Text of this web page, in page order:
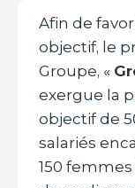
Afin de
objectif, le
Groupe, «
exergue la
objectif de
salariés
150